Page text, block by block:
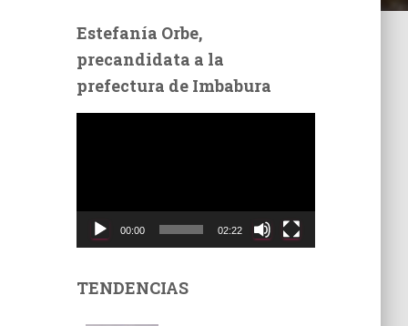
Estefanía Orbe,
precandidata a la
prefectura de Imbabura
t
00:00 02:22
TENDENCIAS